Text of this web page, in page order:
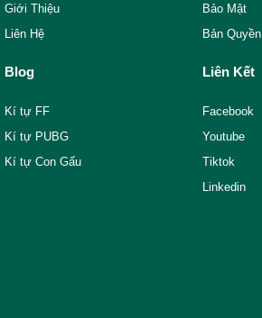
Giới Thiệu
Liên Hệ
Bảo Mật
Bản Quyền
Blog
Kí tự FF
Kí tự PUBG
Kí tự Con Gấu
Liên Kết
Facebook
Youtube
Tiktok
Linkedin